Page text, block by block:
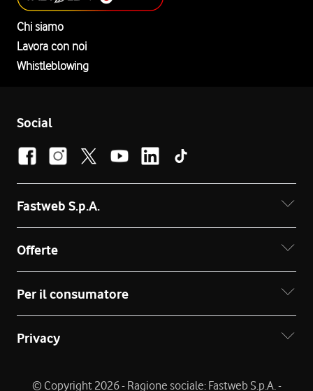
Chi siamo
Lavora con noi
Whistleblowing
Social
Fastweb S.p.A.
Offerte
Per il consumatore
Privacy
© Copyright 2026 - Ragione sociale: Fastweb S.p.A. -